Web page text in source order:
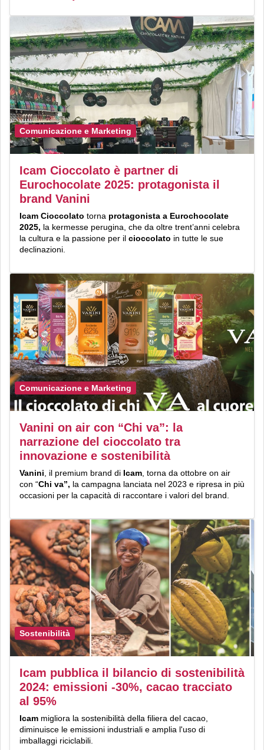
Comunicazione e Marketing
Icam Cioccolato è partner di
Eurochocolate 2025: protagonista il
brand Vanini
Icam Cioccolato torna protagonista a Eurochocolate
2025, la kermesse perugina, che da oltre trent’anni celebra
la cultura e la passione per il cioccolato in tutte le sue
declinazioni.
Comunicazione e Marketing
Vanini on air con “Chi va”: la
narrazione del cioccolato tra
innovazione e sostenibilità
Vanini , il premium brand di Icam , torna da ottobre on air
con “Chi va”, la campagna lanciata nel 2023 e ripresa in più
occasioni per la capacità di raccontare i valori del brand.
Sostenibilità
Icam pubblica il bilancio di sostenibilità
2024: emissioni -30%, cacao tracciato
al 95%
Icam migliora la sostenibilità della filiera del cacao,
diminuisce le emissioni industriali e amplia l'uso di
imballaggi riciclabili.